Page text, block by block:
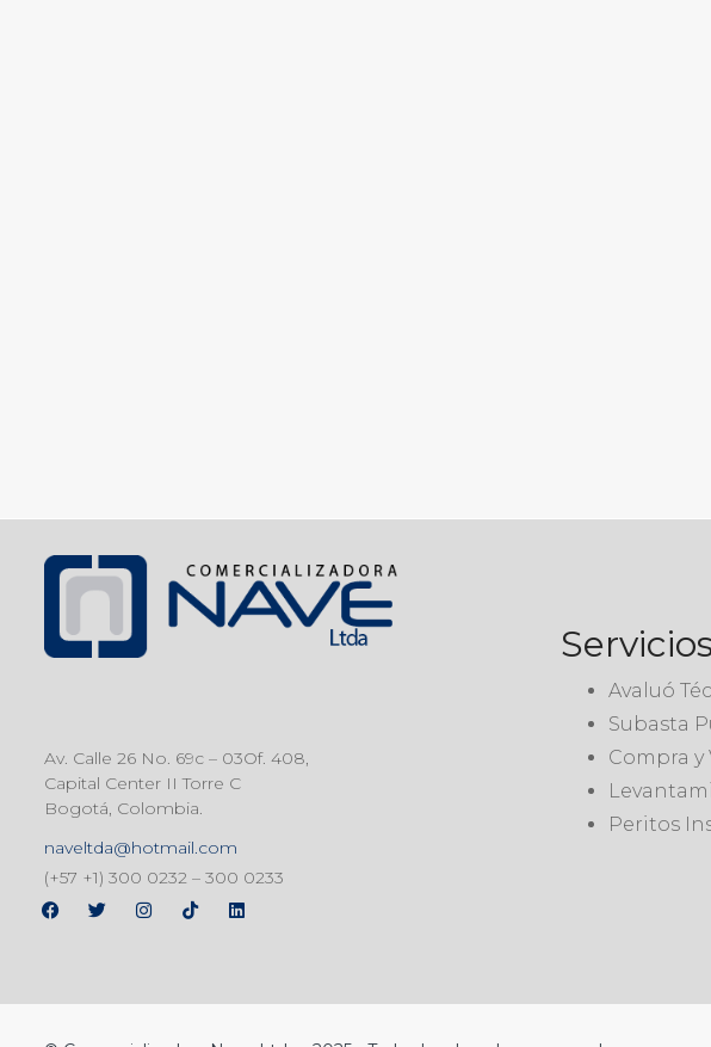
Av. Calle 26 No. 69c – 03Of. 408,
Capital Center II Torre C
Bogotá, Colombia.
naveltda@hotmail.com
(+57 +1) 300 0232 – 300 0233
Servicios
Avaluó
Subasta
Compra y
Peritos